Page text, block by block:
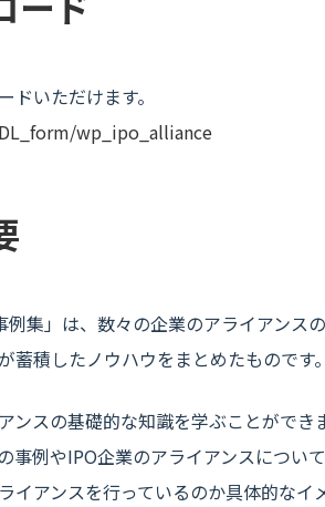
ドいただけます。
form/wp_ ipo_alliance
例集」は、数々の企業のアライアンス
蓄積したノウハウをまとめたものです。
ンスの基礎的な知識を学ぶことができ
事例やIPO企業のアライアンスについ
イアンスを行っているのか具体的なイ